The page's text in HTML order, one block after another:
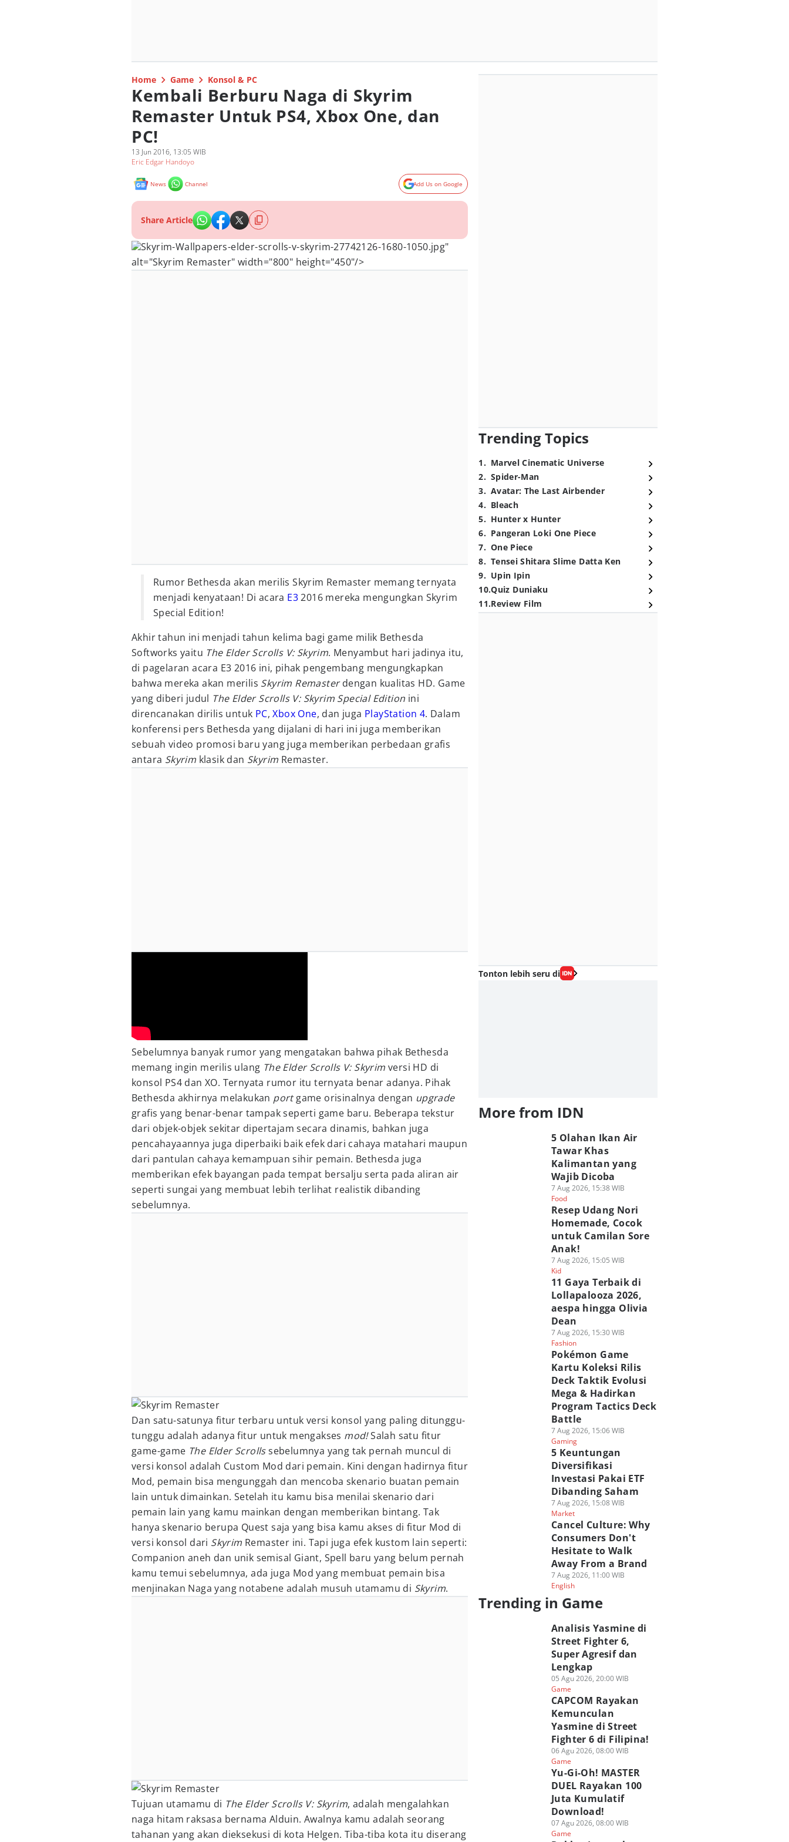
Home Game Konsol & PC
Kembali Berburu Naga di Skyrim
Remaster Untuk PS4, Xbox One, dan
PC!
13 Jun 2016, 13:05 WIB
Eric Edgar Handoyo
News Channel Add Us on Google
Share Article
Skyrim-Wallpapers-elder-scrolls-v-skyrim-27742126-1680-1050.jpg"
alt="Skyrim Remaster" width="800" height="450"/>
Rumor Bethesda akan merilis Skyrim Remaster memang ternyata
menjadi kenyataan! Di acara E32016 mereka mengungkan Skyrim
Special Edition!
Akhir tahun ini menjadi tahun kelima bagi game milik Bethesda
Softworks yaitu The Elder Scrolls V: Skyrim. Menyambut hari jadinya itu,
di pagelaran acara E3 2016 ini, pihak pengembang mengungkapkan
bahwa mereka akan merilis Skyrim Remasterdengan kualitas HD. Game
yang diberi judul The Elder Scrolls V: Skyrim Special Edition ini
direncanakan dirilis untuk PC,Xbox One, dan juga PlayStation 4. Dalam
konferensi pers Bethesda yang dijalani di hari ini juga memberikan
sebuah video promosi baru yang juga memberikan perbedaan grafis
antara Skyrim klasik dan Skyrim Remaster.
Sebelumnya banyak rumor yang mengatakan bahwa pihak Bethesda
memang ingin merilis ulang The Elder Scrolls V: Skyrim versi HD di
konsol PS4 dan XO. Ternyata rumor itu ternyata benar adanya. Pihak
Bethesda akhirnya melakukan portgame orisinalnya dengan upgrade
grafis yang benar-benar tampak seperti game baru. Beberapa tekstur
dari objek-objek sekitar dipertajam secara dinamis, bahkan juga
pencahayaannya juga diperbaiki baik efek dari cahaya matahari maupun
dari pantulan cahaya kemampuan sihir pemain. Bethesda juga
memberikan efek bayangan pada tempat bersalju serta pada aliran air
seperti sungai yang membuat lebih terlihat realistik dibanding
sebelumnya.
Dan satu-satunya fitur terbaru untuk versi konsol yang paling ditunggu-
tunggu adalah adanya fitur untuk mengakses mod!Salah satu fitur
game-game The Elder Scrollssebelumnya yang tak pernah muncul di
versi konsol adalah Custom Mod dari pemain. Kini dengan hadirnya fitur
Mod, pemain bisa mengunggah dan mencoba skenario buatan pemain
lain untuk dimainkan. Setelah itu kamu bisa menilai skenario dari
pemain lain yang kamu mainkan dengan memberikan bintang. Tak
hanya skenario berupa Quest saja yang bisa kamu akses di fitur Mod di
versi konsol dari Skyrim Remaster ini. Tapi juga efek kustom lain seperti:
Companion aneh dan unik semisal Giant, Spell baru yang belum pernah
kamu temui sebelumnya, ada juga Mod yang membuat pemain bisa
menjinakan Naga yang notabene adalah musuh utamamu di Skyrim.
Tujuan utamamu di The Elder Scrolls V: Skyrim, adalah mengalahkan
naga hitam raksasa bernama Alduin. Awalnya kamu adalah seorang
tahanan yang akan dieksekusi di kota Helgen. Tiba-tiba kota itu diserang
Trending Topics
1. Marvel Cinematic Universe
2. Spider-Man
3. Avatar: The Last Airbender
4. Bleach
5. Hunter x Hunter
6. Pangeran Loki One Piece
7. One Piece
8. Tensei Shitara Slime Datta Ken
9. Upin Ipin
10.Quiz Duniaku
11.Review Film
Tonton lebih seru di
More from IDN
5 Olahan Ikan Air
Tawar Khas
Kalimantan yang
Wajib Dicoba
7 Aug 2026, 15:38 WIB
Food
Resep Udang Nori
Homemade, Cocok
untuk Camilan Sore
Anak!
7 Aug 2026, 15:05 WIB
Kid
11 Gaya Terbaik di
Lollapalooza 2026,
aespa hingga Olivia
Dean
7 Aug 2026, 15:30 WIB
Fashion
Pokémon Game
Kartu Koleksi Rilis
Deck Taktik Evolusi
Mega & Hadirkan
Program Tactics Deck
Battle
7 Aug 2026, 15:06 WIB
Gaming
5 Keuntungan
Diversifikasi
Investasi Pakai ETF
Dibanding Saham
7 Aug 2026, 15:08 WIB
Market
Cancel Culture: Why
Consumers Don't
Hesitate to Walk
Away From a Brand
7 Aug 2026, 11:00 WIB
English
Trending in Game
Analisis Yasmine di
Street Fighter 6,
Super Agresif dan
Lengkap
05 Agu 2026, 20:00 WIB
Game
CAPCOM Rayakan
Kemunculan
Yasmine di Street
Fighter 6 di Filipina!
06 Agu 2026, 08:00 WIB
Game
Yu-Gi-Oh! MASTER
DUEL Rayakan 100
Juta Kumulatif
Download!
07 Agu 2026, 08:00 WIB
Game